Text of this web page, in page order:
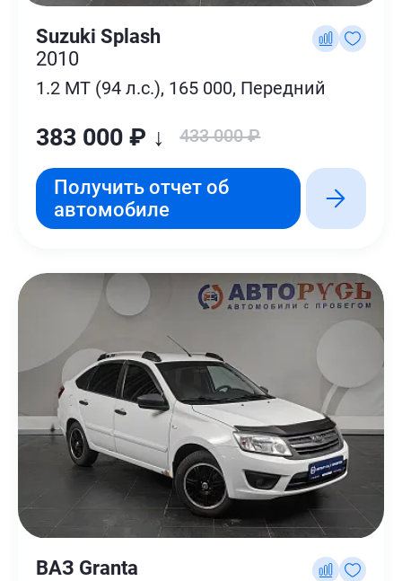
Suzuki Splash
2010
1.2 MT (94 л.с.), 165 000, Передний
383 000 ₽ ↓ 433 000 ₽
Получить отчет об
автомобиле
ВАЗ Granta